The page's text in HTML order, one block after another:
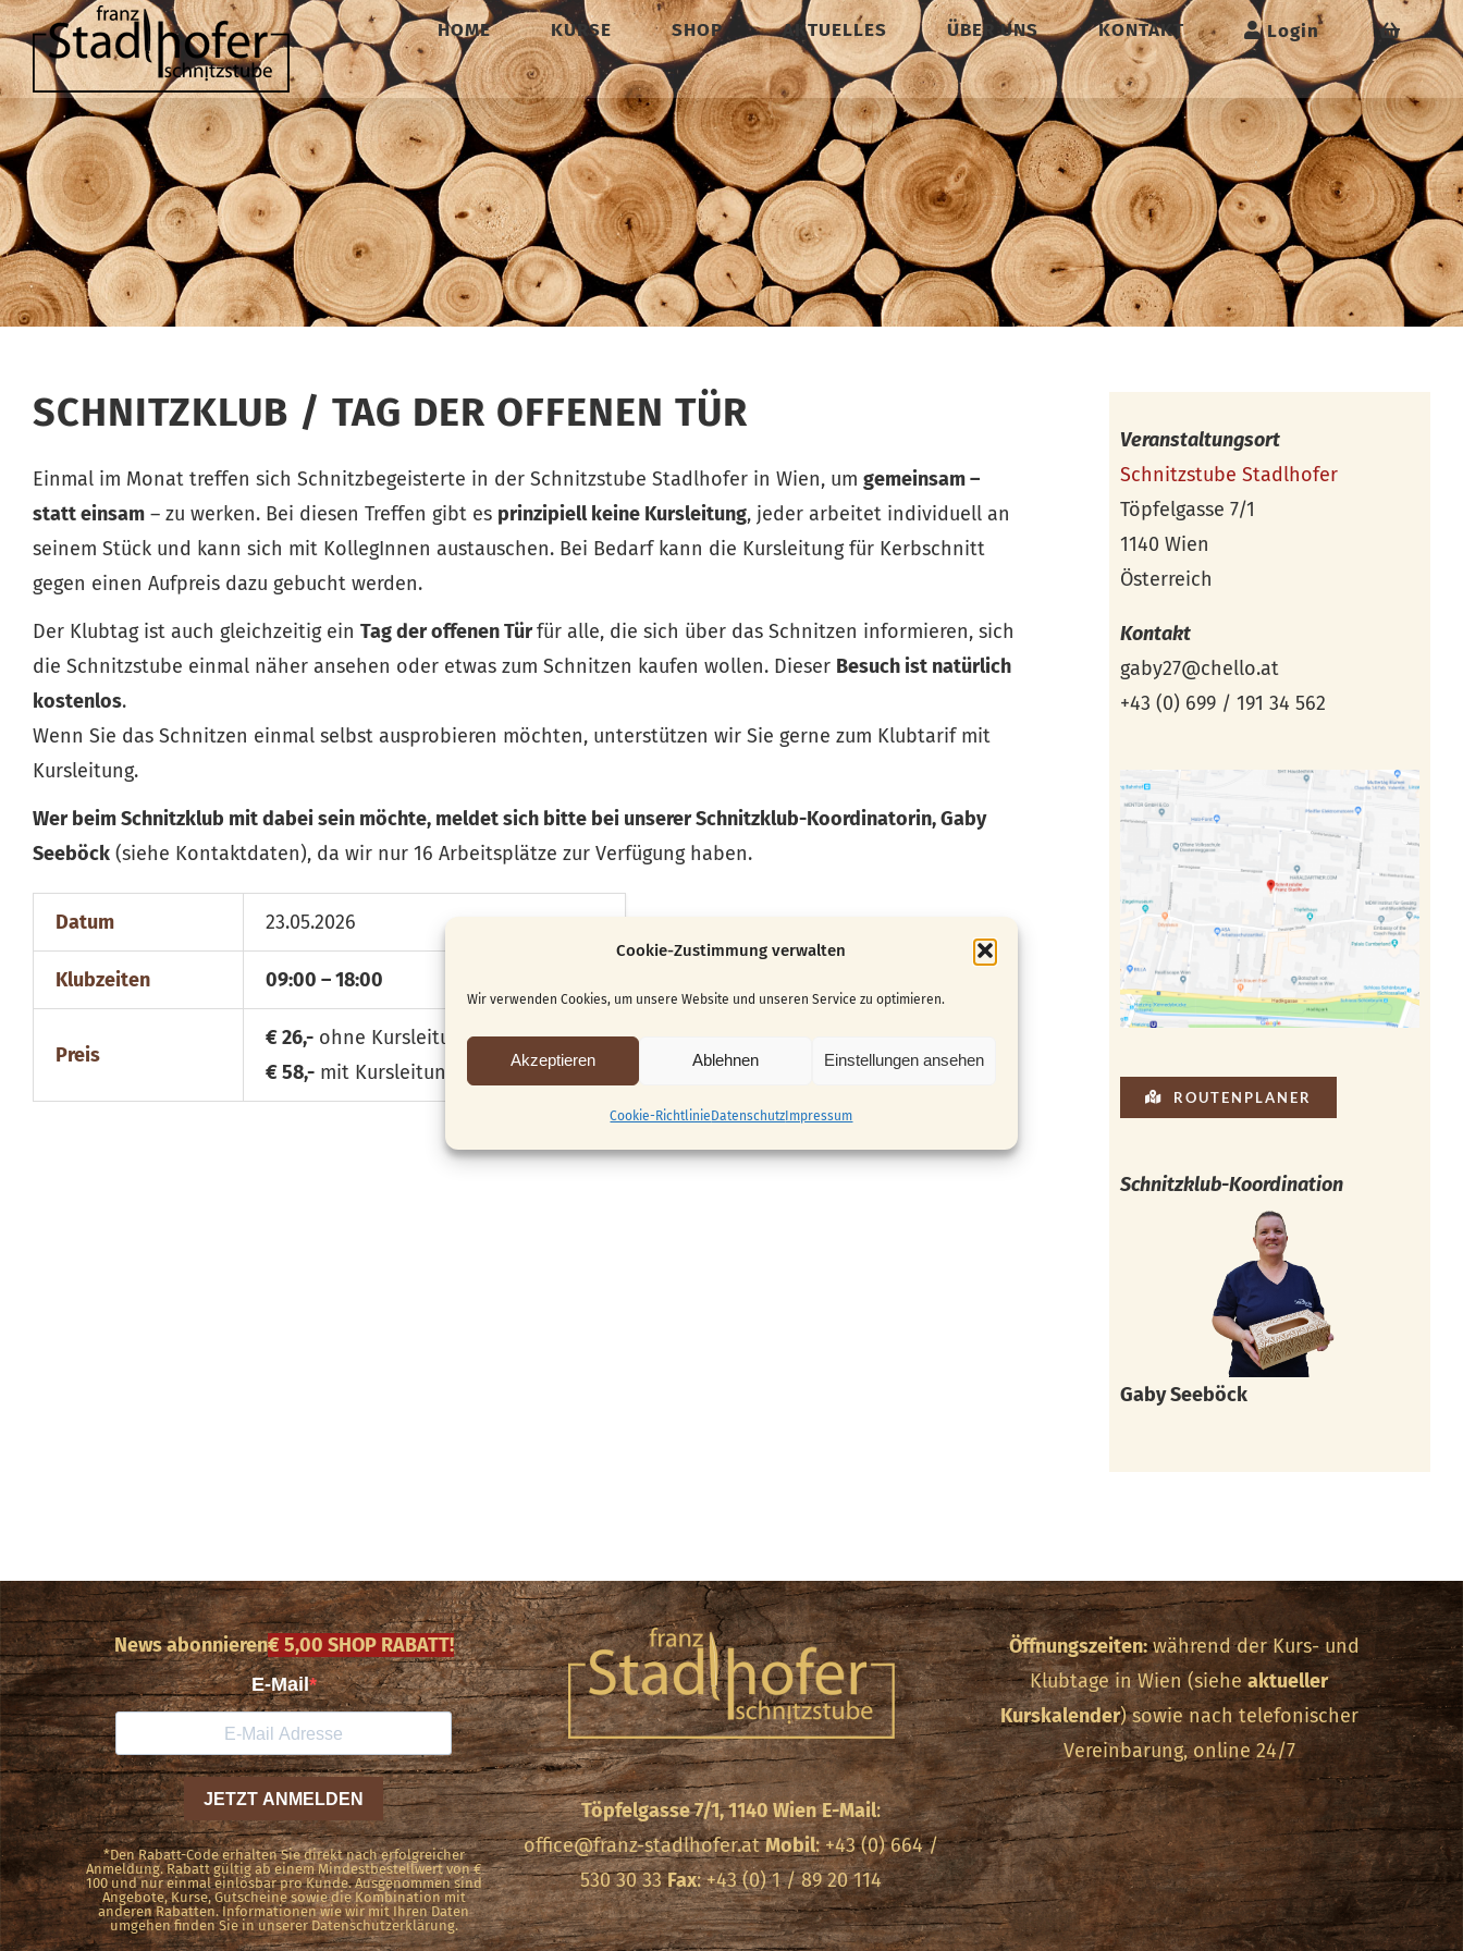
Cookie-Zustimmung verwalten
Wir verwenden Cookies, um unsere Website und unseren Service zu optimieren.
Akzeptieren Ablehnen Einstellungen ansehen
Cookie-RichtlinieDatenschutzImpressum
Zum
Inhalt
springen
HOME KURSE SHOP AKTUELLES ÜBER UNS KONTAKT Login
SCHNITZKLUB / TAG DER OFFENEN TÜR
Einmal im Monat treffen sich Schnitzbegeisterte in der Schnitzstube Stadlhofer in Wien, um gemeinsam –
statt einsam – zu werken. Bei diesen Treffen gibt es prinzipiell keine Kursleitung, jeder arbeitet individuell an
seinem Stück und kann sich mit KollegInnen austauschen. Bei Bedarf kann die Kursleitung für Kerbschnitt
gegen einen Aufpreis dazu gebucht werden.
Der Klubtag ist auch gleichzeitig ein Tag der offenen Türfür alle, die sich über das Schnitzen informieren, sich
die Schnitzstube einmal näher ansehen oder etwas zum Schnitzen kaufen wollen. Dieser Besuch ist natürlich
kostenlos.
Wenn Sie das Schnitzen einmal selbst ausprobieren möchten, unterstützen wir Sie gerne zum Klubtarif mit
Kursleitung.
Wer beim Schnitzklub mit dabei sein möchte, meldet sich bitte bei unserer Schnitzklub-Koordinatorin, Gaby
Seeböck (siehe Kontaktdaten), da wir nur 16 Arbeitsplätze zur Verfügung haben.
Datum 23.05.2026
Klubzeiten 09:00 – 18:00
Preis
€ 26,- ohne Kursleitung
€ 58,- mit Kursleitung
Veranstaltungsort
Schnitzstube Stadlhofer
Töpfelgasse 7/1
1140 Wien
Österreich
Kontakt
gaby27@chello.at
+43 (0) 699 / 191 34 562
ROUTENPLANER
Schnitzklub-Koordination
Gaby Seeböck
News abonnieren€ 5,00 SHOP RABATT!
*Den Rabatt-Code erhalten Sie direkt nach erfolgreicher
Anmeldung. Rabatt gültig ab einem Mindestbestellwert von €
100 und nur einmal einlösbar pro Kunde. Ausgenommen sind
Angebote, Kurse, Gutscheine sowie die Kombination mit
anderen Rabatten. Informationen wie wir mit Ihren Daten
umgehen finden Sie in unserer Datenschutzerklärung.
Töpfelgasse 7/1, 1140 Wien E-Mail:
office@franz-stadlhofer.at Mobil: +43 (0) 664 /
530 30 33Fax: +43 (0) 1 / 89 20 114
Öffnungszeiten:während der Kurs- und
Klubtage in Wien (sieheaktueller
Kurskalender) sowie nach telefonischer
Vereinbarung, online 24/7